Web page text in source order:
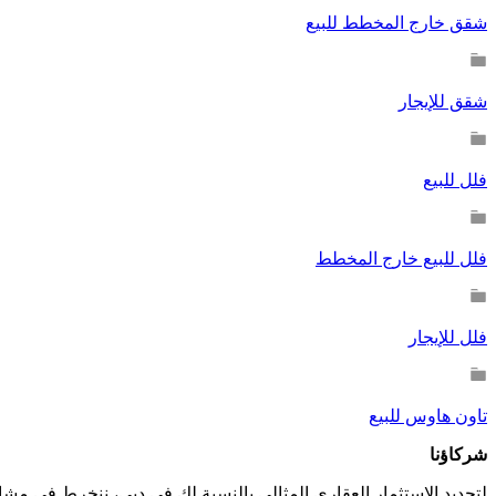
شقق خارج المخطط للبيع
شقق للإيجار
فلل للبيع
فلل للبيع خارج المخطط
فلل للإيجار
تاون هاوس للبيع
شركاؤنا